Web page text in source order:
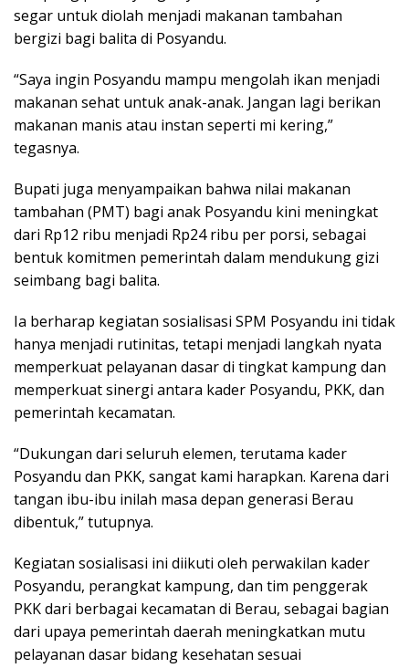
segar untuk diolah menjadi makanan tambahan
bergizi bagi balita di Posyandu.
“Saya ingin Posyandu mampu mengolah ikan menjadi
makanan sehat untuk anak-anak. Jangan lagi berikan
makanan manis atau instan seperti mi kering,”
tegasnya.
Bupati juga menyampaikan bahwa nilai makanan
tambahan (PMT) bagi anak Posyandu kini meningkat
dari Rp12 ribu menjadi Rp24 ribu per porsi, sebagai
bentuk komitmen pemerintah dalam mendukung gizi
seimbang bagi balita.
Ia berharap kegiatan sosialisasi SPM Posyandu ini tidak
hanya menjadi rutinitas, tetapi menjadi langkah nyata
memperkuat pelayanan dasar di tingkat kampung dan
memperkuat sinergi antara kader Posyandu, PKK, dan
pemerintah kecamatan.
“Dukungan dari seluruh elemen, terutama kader
Posyandu dan PKK, sangat kami harapkan. Karena dari
tangan ibu-ibu inilah masa depan generasi Berau
dibentuk,” tutupnya.
Kegiatan sosialisasi ini diikuti oleh perwakilan kader
Posyandu, perangkat kampung, dan tim penggerak
PKK dari berbagai kecamatan di Berau, sebagai bagian
dari upaya pemerintah daerah meningkatkan mutu
pelayanan dasar bidang kesehatan sesuai